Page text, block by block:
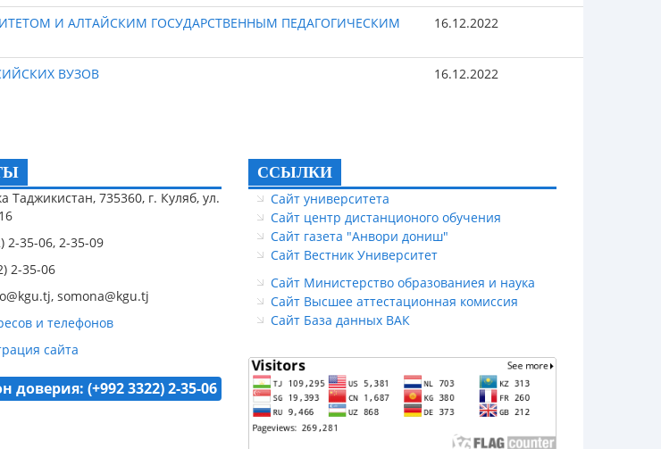
И АЛТАЙСКИМ ГОСУДАРСТВЕННЫМ ПЕДАГОГИЧЕСКИМ
16.12.2022
ВУЗОВ 16.12.2022
Таджикистан, 735360, г. Куляб, ул.
2-35-06, 2-35-09
2-35-06
somona@kgu.tj
и телефонов
сайта
доверия: (+992 3322) 2-35-06
ССЫЛКИ
Сайт университета
Сайт центр дистанционого обучения
Сайт газета "Анвори дониш"
Сайт Вестник Университет
Сайт Министерство образованиея и наука
Сайт Высшее аттестационная комиссия
Сайт База данных ВАК